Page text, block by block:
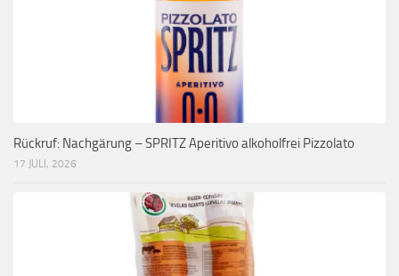
Rückruf: Nachgärung – SPRITZ Aperitivo alkoholfrei Pizzolato
17 JULI, 2026